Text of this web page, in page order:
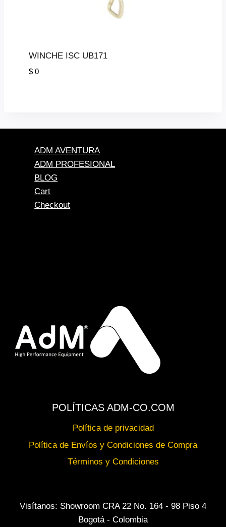
WINCHE ISC UB171
$0
ADM AVENTURA
ADM PROFESIONAL
BLOG
Cart
Checkout
POLÍTICAS ADM-CO.COM
Política de privacidad
Política de Envíos y Condiciones de Compra
Términos y Condiciones
Visítanos: Showroom CRA 22 No. 164 - 98 Piso 4
Bogotá - Colombia